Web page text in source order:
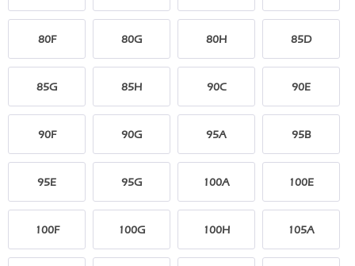
80F 80G 80H 85D
85G 85H 90C 90E
90F 90G 95A 95B
95E 95G 100A 100E
100F 100G 100H 105A